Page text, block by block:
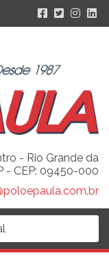
- Rio Grande da
- CEP: 09450-000